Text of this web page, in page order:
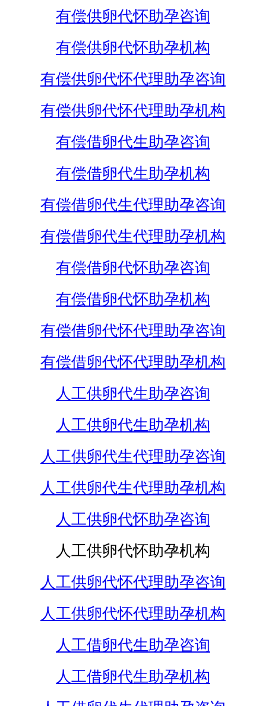
有偿供卵代怀助孕咨询
有偿供卵代怀助孕机构
有偿供卵代怀代理助孕咨询
有偿供卵代怀代理助孕机构
有偿借卵代生助孕咨询
有偿借卵代生助孕机构
有偿借卵代生代理助孕咨询
有偿借卵代生代理助孕机构
有偿借卵代怀助孕咨询
有偿借卵代怀助孕机构
有偿借卵代怀代理助孕咨询
有偿借卵代怀代理助孕机构
人工供卵代生助孕咨询
人工供卵代生助孕机构
人工供卵代生代理助孕咨询
人工供卵代生代理助孕机构
人工供卵代怀助孕咨询
人工供卵代怀助孕机构
人工供卵代怀代理助孕咨询
人工供卵代怀代理助孕机构
人工借卵代生助孕咨询
人工借卵代生助孕机构